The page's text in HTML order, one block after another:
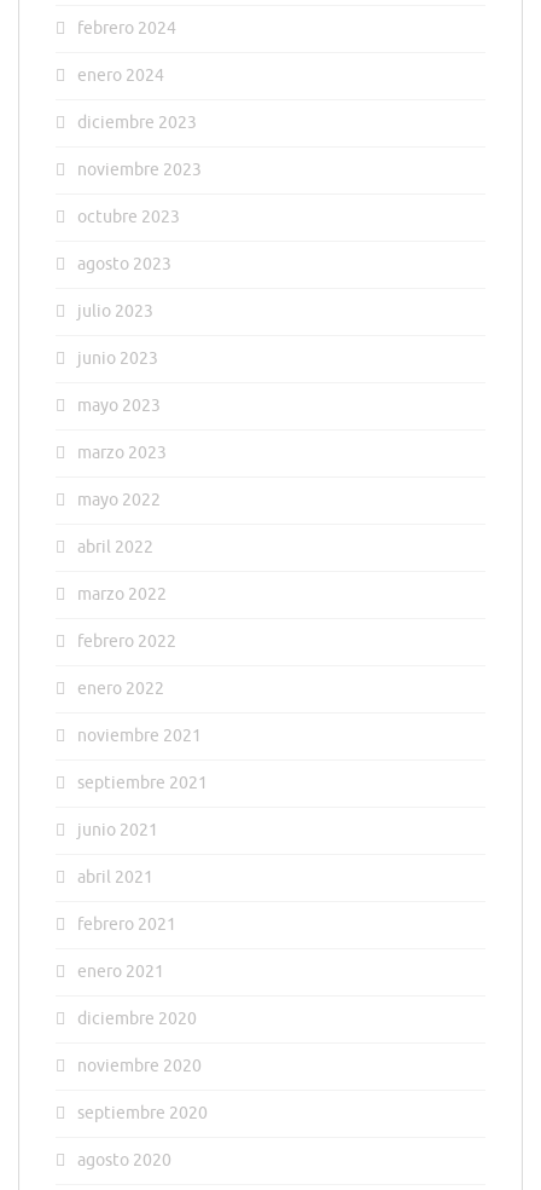
febrero 2024
enero 2024
diciembre 2023
noviembre 2023
octubre 2023
agosto 2023
julio 2023
junio 2023
mayo 2023
marzo 2023
mayo 2022
abril 2022
marzo 2022
febrero 2022
enero 2022
noviembre 2021
septiembre 2021
junio 2021
abril 2021
febrero 2021
enero 2021
diciembre 2020
noviembre 2020
septiembre 2020
agosto 2020